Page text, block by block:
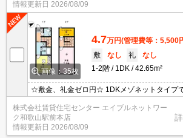
情報更新日 2026/08/09
画像：35枚
4.7万円(管理費等：5,500
敷
なし 礼
なし
1-2階
1DK 42.65m²
☆敷金、礼金ゼロ円☆ 1DKメゾネットタイプ
は、賃貸住宅センターまで！！
株式会社賃貸住宅センター エイブルネットワー
ク和歌山駅前本店
情報更新日 2026/08/09